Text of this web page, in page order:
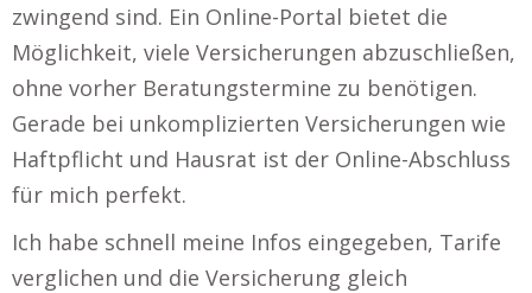
zwingend sind. Ein Online-Portal bietet die
Möglichkeit, viele Versicherungen abzuschließen,
ohne vorher Beratungstermine zu benötigen.
Gerade bei unkomplizierten Versicherungen wie
Haftpflicht und Hausrat ist der Online-Abschluss
für mich perfekt.
Ich habe schnell meine Infos eingegeben, Tarife
verglichen und die Versicherung gleich